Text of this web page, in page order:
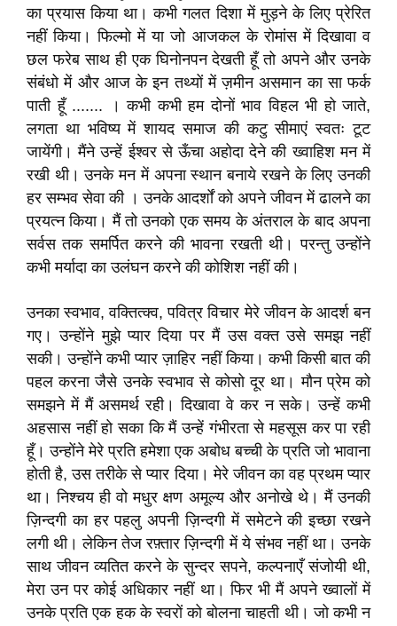
का प्रयास किया था। कभी गलत दिशा में मुड़ने के लिए प्रेरित
नहीं किया। फिल्मो में या जो आजकल के रोमांस में दिखावा व
छल फरेब साथ ही एक घिनोनपन देखती हूँ तो अपने और उनके
संबंधो में और आज के इन तथ्यों में ज़मीन असमान का सा फर्क
पाती हूँ ....... । कभी कभी हम दोनों भाव विहल भी हो जाते,
लगता था भविष्य में शायद समाज की कटु सीमाएं स्वतः टूट
जायेंगी। मैंने उन्हें ईश्वर से ऊँचा अहोदा देने की ख्वाहिश मन में
रखी थी। उनके मन में अपना स्थान बनाये रखने के लिए उनकी
हर सम्भव सेवा की । उनके आदर्शों को अपने जीवन में ढालने का
प्रयत्न किया। मैं तो उनको एक समय के अंतराल के बाद अपना
सर्वस तक समर्पित करने की भावना रखती थी। परन्तु उन्होंने
कभी मर्यादा का उलंघन करने की कोशिश नहीं की।
उनका स्वभाव, वक्तित्क्व, पवित्र विचार मेरे जीवन के आदर्श बन
गए। उन्होंने मुझे प्यार दिया पर मैं उस वक्त उसे समझ नहीं
सकी। उन्होंने कभी प्यार ज़ाहिर नहीं किया। कभी किसी बात की
पहल करना जैसे उनके स्वभाव से कोसो दूर था। मौन प्रेम को
समझने में मैं असमर्थ रही। दिखावा वे कर न सके। उन्हें कभी
अहसास नहीं हो सका कि मैं उन्हें गंभीरता से महसूस कर पा रही
हूँ। उन्होंने मेरे प्रति हमेशा एक अबोध बच्ची के प्रति जो भावाना
होती है, उस तरीके से प्यार दिया। मेरे जीवन का वह प्रथम प्यार
था। निश्चय ही वो मधुर क्षण अमूल्य और अनोखे थे। मैं उनकी
ज़िन्दगी का हर पहलु अपनी ज़िन्दगी में समेटने की इच्छा रखने
लगी थी। लेकिन तेज रफ़्तार ज़िन्दगी में ये संभव नहीं था। उनके
साथ जीवन व्यतित करने के सुन्दर सपने, कल्पनाएँ संजोयी थी,
मेरा उन पर कोई अधिकार नहीं था। फिर भी मैं अपने ख्वालों में
उनके प्रति एक हक के स्वरों को बोलना चाहती थी। जो कभी न